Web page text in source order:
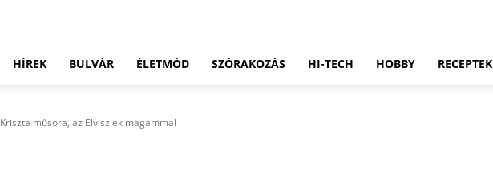
HÍREK BULVÁR ÉLETMÓD SZÓRAKOZÁS HI-TECH HOBBY RECEPTEK
műsora, az Elviszlek magammal